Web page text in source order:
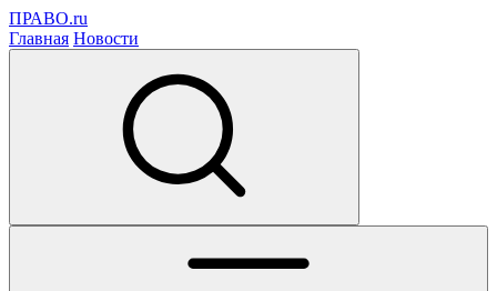
ПРАВО.ru
Главная Новости